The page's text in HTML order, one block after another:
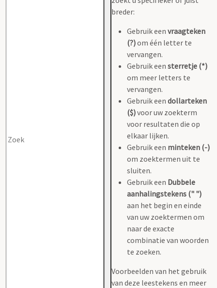
breder:
Gebruik een vraagteken
(?)om één letter te
vervangen.
Gebruik een sterretje (*)
om meer letters te
vervangen.
Gebruik een dollarteken
($)voor uw zoekterm
voor resultaten die op
elkaar lijken.
Gebruik een minteken (-)
om zoektermen uit te
sluiten.
Gebruik een Dubbele
aanhalingstekens (" ")
aan het begin en einde
van uw zoektermen om
naar de exacte
combinatie van woorden
te zoeken.
Voorbeelden van het gebruik
van deze leestekens en meer